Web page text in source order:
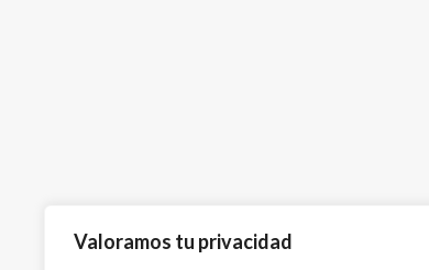
Valoramos tu privacidad